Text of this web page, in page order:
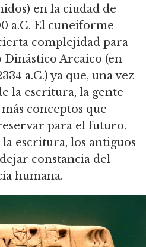
en la ciudad de
a.C. El cuneiforme
complejidad para
Arcaico (en
a.C.) ya que, una vez
la escritura, la gente
conceptos que
para el futuro.
escritura, los antiguos
constancia del
humana.